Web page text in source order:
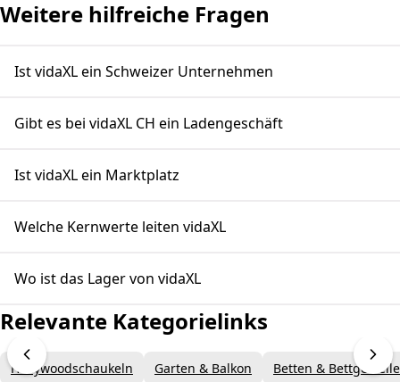
Weitere hilfreiche Fragen
Ist vidaXL ein Schweizer Unternehmen
Gibt es bei vidaXL CH ein Ladengeschäft
Ist vidaXL ein Marktplatz
Welche Kernwerte leiten vidaXL
Wo ist das Lager von vidaXL
Relevante Kategorielinks
Hollywoodschaukeln Garten & Balkon Betten & Bettgestelle